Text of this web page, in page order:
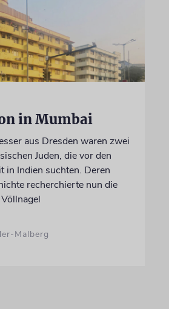
in Mumbai
aus Dresden waren zwei
Juden, die vor den
in Indien suchten. Deren
recherchierte nun die
Malberg